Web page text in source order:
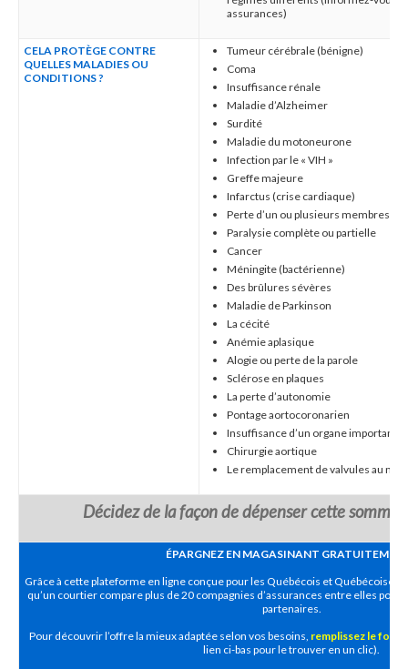
assurances)
CELA PROTÈGE CONTRE
QUELLES MALADIES OU
CONDITIONS ?
Tumeur cérébrale (bénigne)
Coma
Insuffisance rénale
Maladie d’Alzheimer
Surdité
Maladie du motoneurone
Infection par le « VIH »
Greffe majeure
Infarctus (crise cardiaque)
Perte d’un ou plusieurs membres
Paralysie complète ou partielle
Cancer
Méningite (bactérienne)
Des brûlures sévères
Maladie de Parkinson
La cécité
Anémie aplasique
Alogie ou perte de la parole
Sclérose en plaques
La perte d’autonomie
Pontage aortocoronarien
Insuffisance d’un organe important
Chirurgie aortique
Le remplacement de valvules au
Décidez de la façon de dépenser cette somme
ÉPARGNEZ EN MAGASINANT
Grâce à cette plateforme en ligne conçue pour les Québécois et Québécoises,
qu’un courtier compare plus de 20 compagnies d’assurances entre elles
partenaires.
Pour découvrir l’offre la mieux adaptée selon vos besoins, remplissez le
lien ci-bas pour le trouver en un clic).